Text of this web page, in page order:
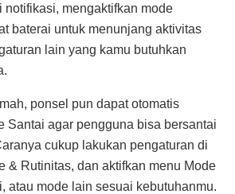
notifikasi, mengaktifkan mode
baterai untuk menunjang aktivitas
lain yang kamu butuhkan
ponsel pun dapat otomatis
Santai agar pengguna bisa bersantai
cukup lakukan pengaturan di
& Rutinitas, dan aktifkan menu Mode
atau mode lain sesuai kebutuhanmu.